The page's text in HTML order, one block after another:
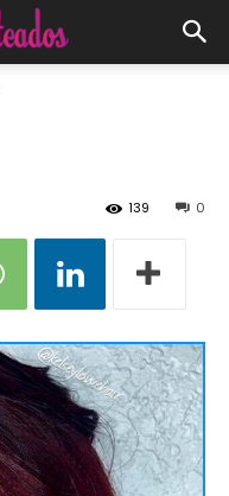
0
139